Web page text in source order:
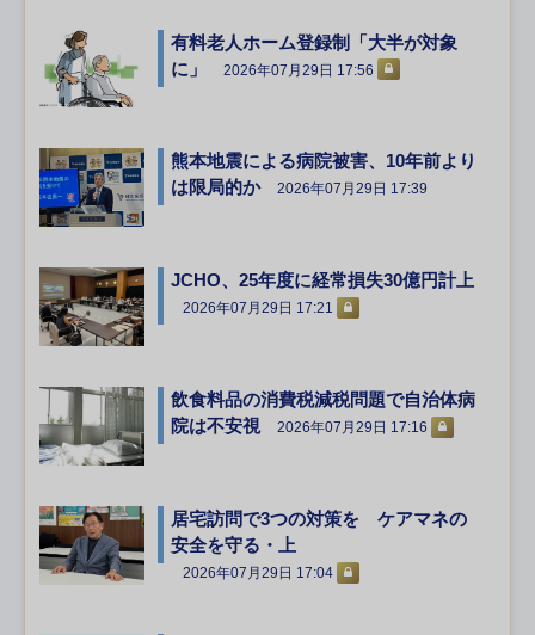
有料老人ホーム登録制「大半が対象
に」
2026年07月29日 17:56
熊本地震による病院被害、10年前より
は限局的か
2026年07月29日 17:39
JCHO、25年度に経常損失30億円計上
2026年07月29日 17:21
飲食料品の消費税減税問題で自治体病
院は不安視
2026年07月29日 17:16
居宅訪問で3つの対策を ケアマネの
安全を守る・上
2026年07月29日 17:04